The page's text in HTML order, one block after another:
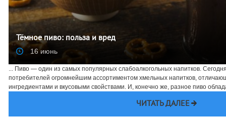
Тёмное пиво: польза и вред
16 июнь
... Пиво — один из самых популярных слабоалкогольных напитков.
потребителей огромнейшим ассортиментом хмельных напитков,
ингредиентами и вкусовыми свойствами. И, конечно же, разное пиво
ЧИТАТЬ ДАЛЕЕ